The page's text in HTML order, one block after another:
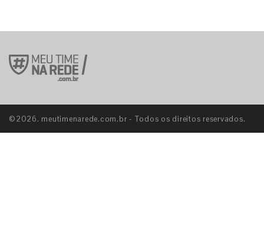
©2026. meutimenarede.com.br - Todos os direitos reservados.